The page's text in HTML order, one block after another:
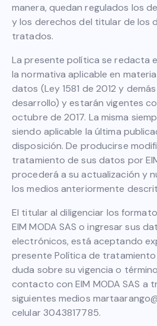
manera, quedan regulados los
y los derechos del titular de los
tratados.
La presente política se redacta
la normativa aplicable en
datos (Ley 1581 de 2012 y
desarrollo) y estarán vigentes
octubre de 2017. La misma
siendo aplicable la última
disposición. De producirse
tratamiento de sus datos por
procederá a su actualización y
los medios anteriormente
El titular al diligenciar los
EIM MODA SAS o ingresar sus
electrónicos, está aceptando
presente Política de
duda sobre su vigencia o
contacto con EIM MODA SAS a
siguientes medios
celular 3043817785.